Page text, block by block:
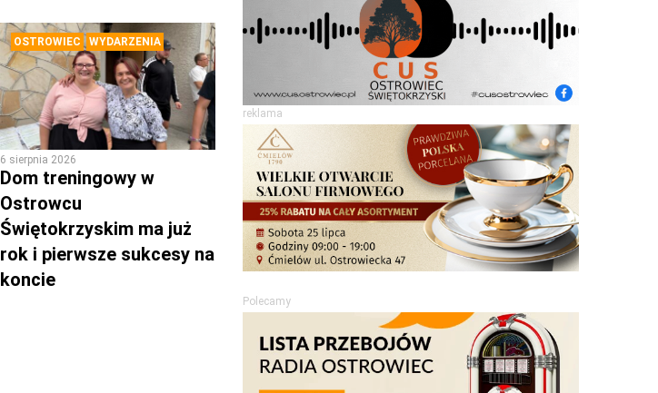
OSTROWIEC WYDARZENIA
6 sierpnia 2026
Dom treningowy w
Ostrowcu
Świętokrzyskim ma już
rok i pierwsze sukcesy na
koncie
reklama
Polecamy